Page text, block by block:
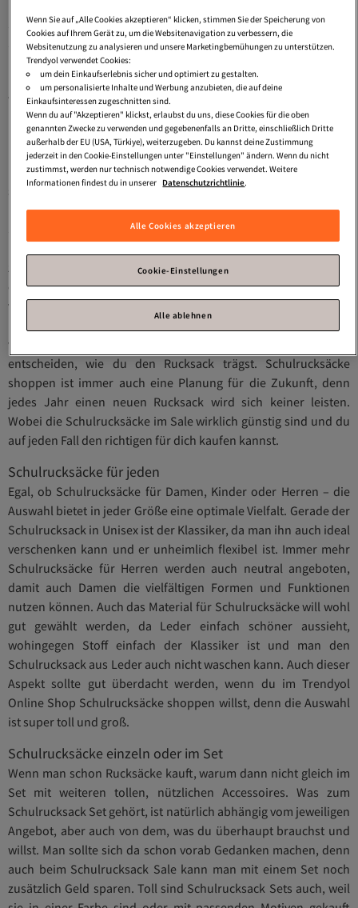
Studium, zum Shoppen oder für eine Party brauchst – mit dem
Schulrucksack Groß wirst du genug Platz haben, um mehr
unterzubringen. Es gibt dann natürlich noch die vielen tollen
Farben, Muster und Formen, die einen auch den stressigsten
Tag wieder schön machen.
Die richtige Größe wählen
Mit dem Schulrucksack XL, XXL oder noch größer passt
natürlich alles hinein, was du gerne mitnehmen willst. Dennoch
solltest du natürlich aufpassen, dass du nicht zu viel in den
Rucksack steckst, denn du musst ihn auch noch tragen. Der
Schulrucksack Groß ist natürlich super, wenn du viele Hefte,
zusammen an einem Ort hast. Entscheide dich daher für eine
optimale Größe und beachte dann auch die tollen
verschiedenen Möglichkeiten, deinen Rucksack zu tragen. Am
vielen Modellen im Trendyol Online Shop kannst du dich frei
entscheiden, wie du den Rucksack trägst. Schulrucksäcke
shoppen ist immer auch eine Planung für die Zukunft, denn
jedes Jahr einen neuen Rucksack wird sich keiner leisten.
Wobei die Schulrucksäcke im Sale wirklich günstig sind und du
auf jeden Fall den richtigen für dich kaufen kannst.
Schulrucksäcke für jeden
Egal, ob Schulrucksäcke für Damen, Kinder oder Herren – die
Auswahl bietet in jeder Größe eine optimale Vielfalt. Gerade der
Schulrucksack in Unisex ist der Klassiker, da man ihn auch ideal
verschenken kann und er unheimlich flexibel ist. Immer mehr
Schulrucksäcke für Herren werden auch neutral angeboten,
damit auch Damen die vielfältigen Formen und Funktionen
nutzen können. Auch das Material für Schulrucksäcke will wohl
gut gewählt werden, da Leder einfach schöner aussieht,
wohingegen Stoff einfach der Klassiker ist und man den
Schulrucksack aus Leder auch nicht waschen kann. Auch dieser
Aspekt sollte gut überdacht werden, wenn du im Trendyol
Online Shop Schulrucksäcke shoppen willst, denn die Auswahl
ist super toll und groß.
Schulrucksäcke einzeln oder im Set
Wenn man schon Rucksäcke kauft, warum dann nicht gleich im
Set mit weiteren tollen, nützlichen Accessoires. Was zum
Schulrucksack Set gehört, ist natürlich abhängig vom jeweiligen
Angebot, aber auch von dem, was du überhaupt brauchst und
willst. Man sollte sich da schon vorab Gedanken machen, denn
auch beim Schulrucksack Sale kann man mit einem Set noch
zusätzlich Geld sparen. Toll sind Schulrucksack Sets auch, weil
Wenn Sie auf „Alle Cookies akzeptieren“ klicken, stimmen Sie der Speicherung von
Cookies auf Ihrem Gerät zu, um die Websitenavigation zu verbessern, die
Websitenutzung zu analysieren und unsere Marketingbemühungen zu unterstützen.
Trendyol verwendet Cookies:
um dein Einkaufserlebnis sicher und optimiert zu gestalten.
um personalisierte Inhalte und Werbung anzubieten, die auf deine
Einkaufsinteressen zugeschnitten sind.
Wenn du auf "Akzeptieren" klickst, erlaubst du uns, diese Cookies für die oben
genannten Zwecke zu verwenden und gegebenenfalls an Dritte, einschließlich Dritte
außerhalb der EU (USA, Türkiye), weiterzugeben. Du kannst deine Zustimmung
jederzeit in den Cookie-Einstellungen unter "Einstellungen" ändern. Wenn du nicht
zustimmst, werden nur technisch notwendige Cookies verwendet. Weitere
Informationen findest du in unserer Datenschutzrichtlinie.
Alle Cookies akzeptieren
Cookie-Einstellungen
Alle ablehnen